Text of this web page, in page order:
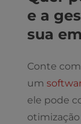
e a
sua
Conte
um
ele pode